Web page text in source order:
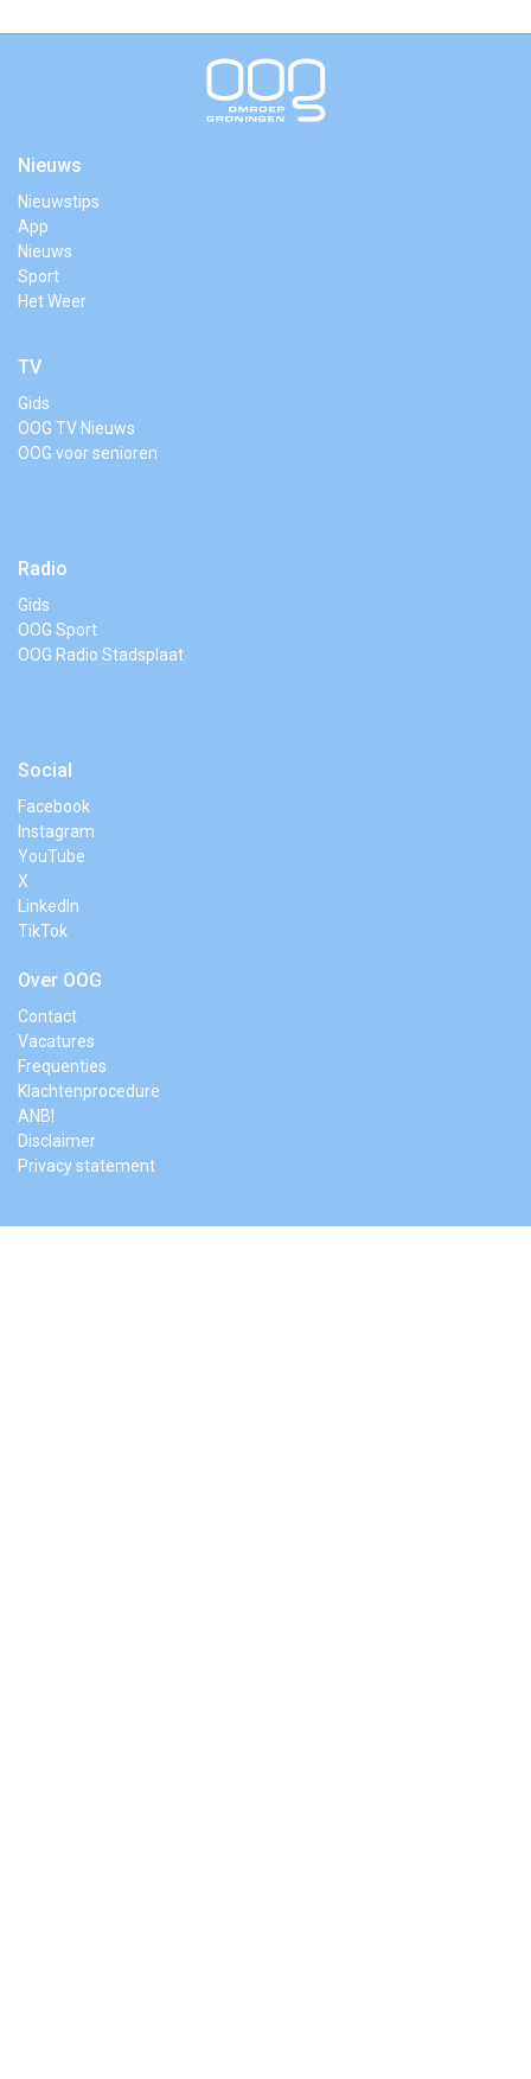
Nieuws
Nieuwstips
App
Nieuws
Sport
Het Weer
TV
Gids
OOG TV Nieuws
OOG voor senioren
Radio
Gids
OOG Sport
OOG Radio Stadsplaat
Social
Facebook
Instagram
YouTube
X
LinkedIn
TikTok
Over OOG
Contact
Vacatures
Frequenties
Klachtenprocedure
ANBI
Disclaimer
Privacy statement